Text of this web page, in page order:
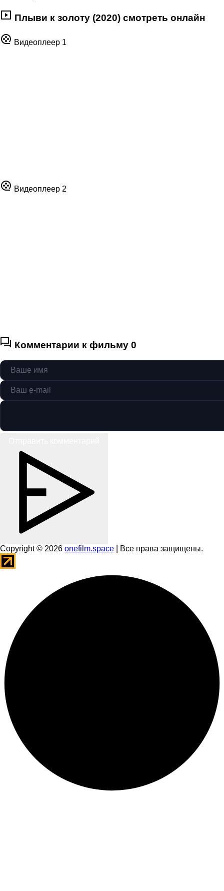
Плыви к золоту (2020) смотреть онлайн
Видеоплеер 1
Видеоплеер 2
Комментарии к фильму 0
Copyright © 2026 onefilm.space | Все права защищены.